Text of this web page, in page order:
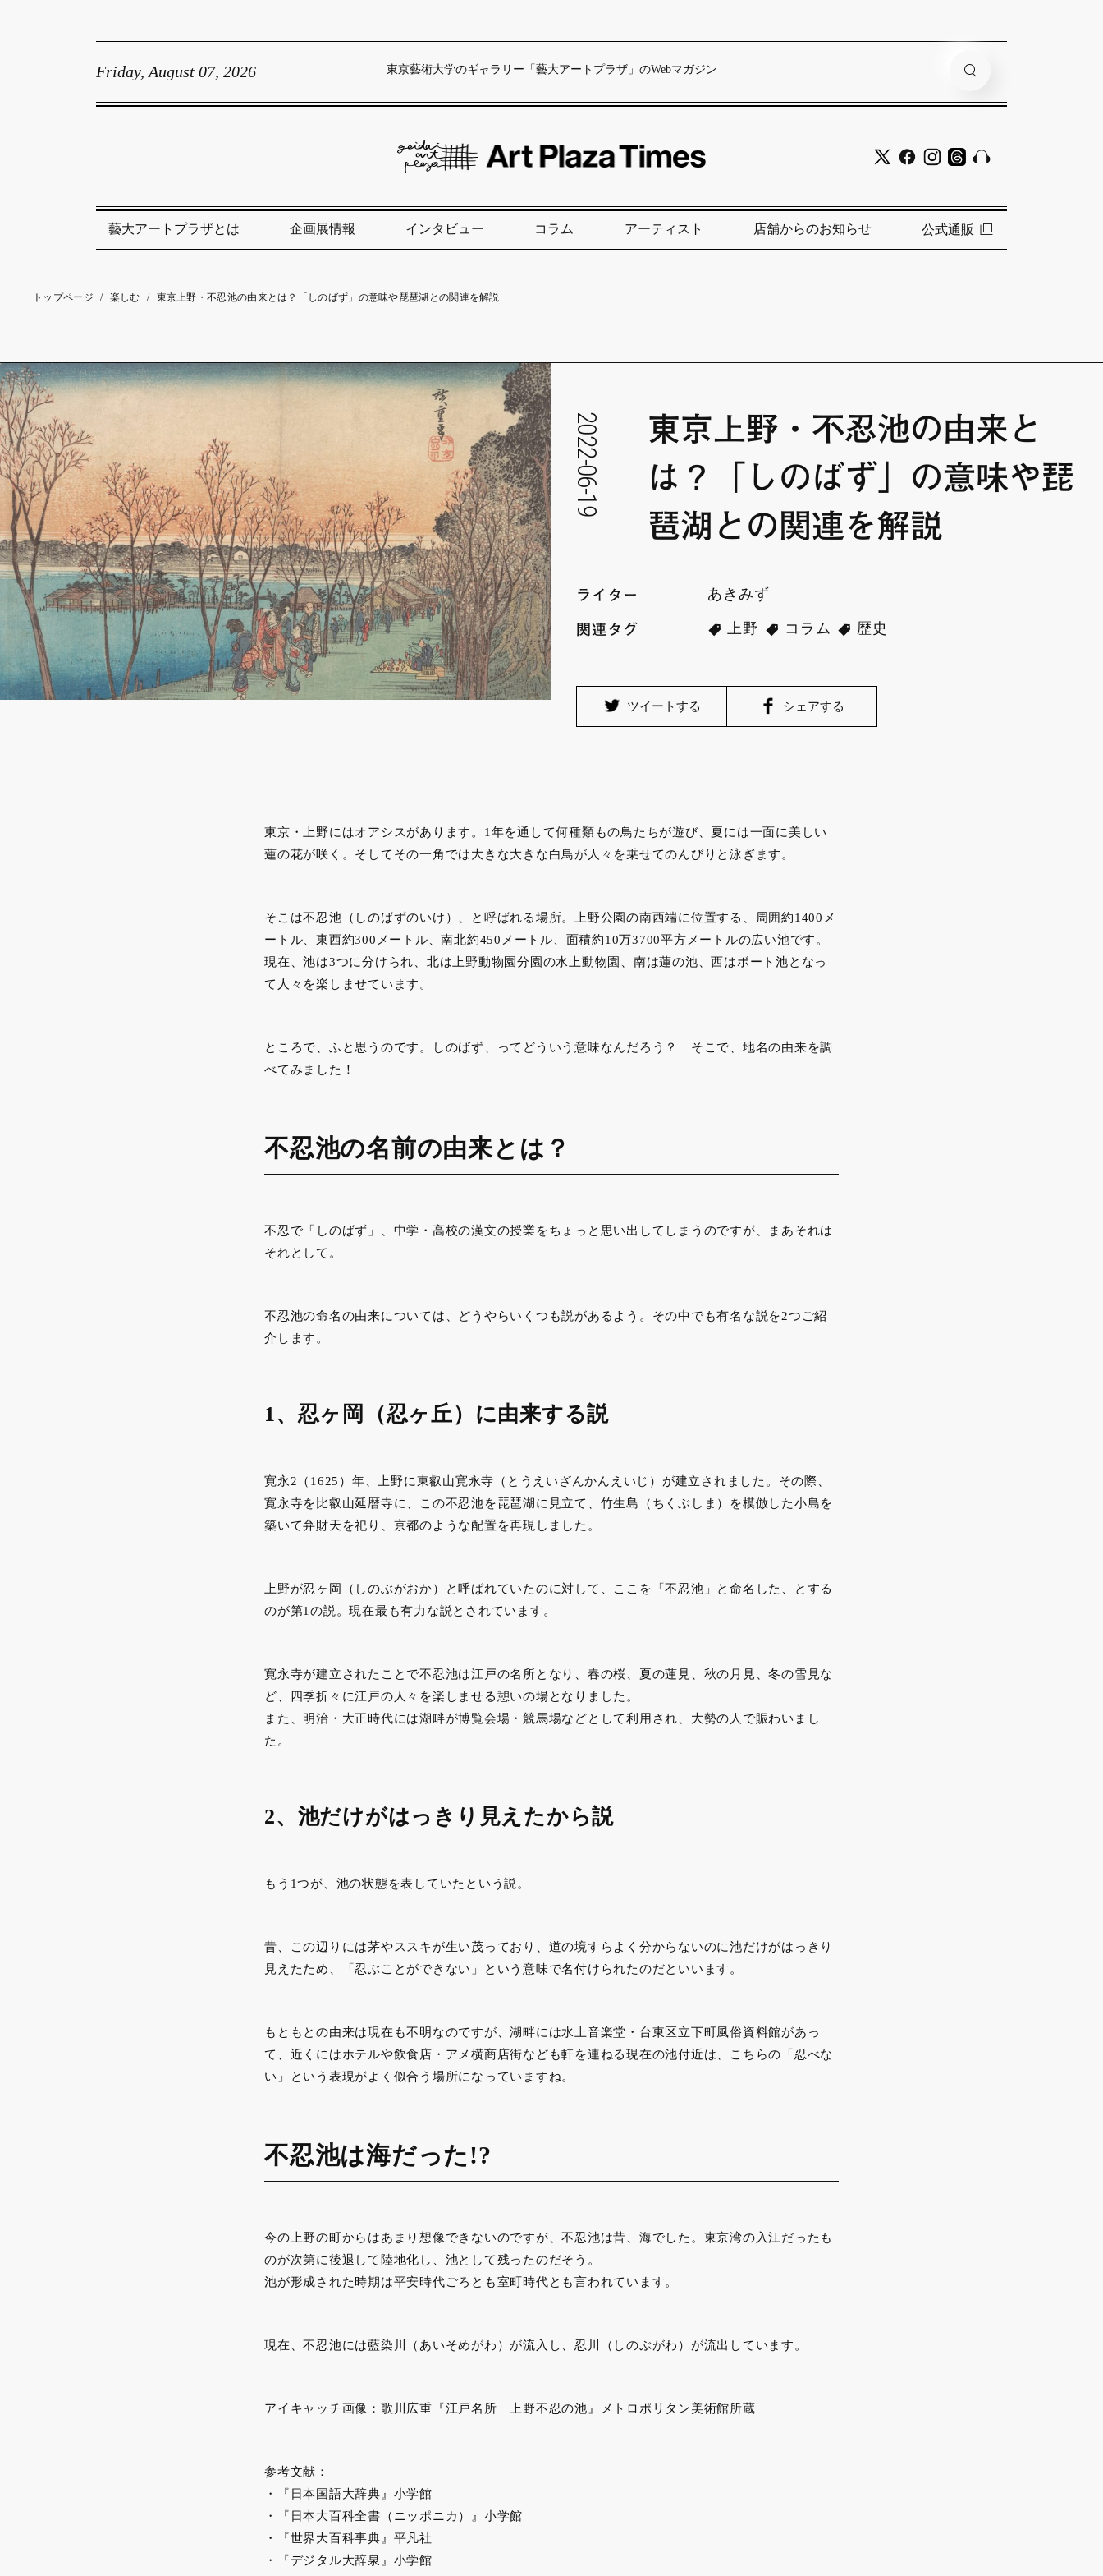
Friday, August 07, 2026 東京藝術大学のギャラリー「藝大アートプラザ」のWebマガジン
藝大アートプラザとは 企画展情報 インタビュー コラム アーティスト 店舗からのお知らせ 公式通販
トップページ / 楽しむ / 東京上野・不忍池の由来とは？「しのばず」の意味や琵琶湖との関連を解説
2022-06-19
東京上野・不忍池の由来と
は？「しのばず」の意味や琵
琶湖との関連を解説
ライター あきみず
関連タグ 上野 コラム 歴史
ツイートする シェアする
東京・上野にはオアシスがあります。1年を通して何種類もの鳥たちが遊び、夏には一面に美しい
蓮の花が咲く。そしてその一角では大きな大きな白鳥が人々を乗せてのんびりと泳ぎます。
そこは不忍池（しのばずのいけ）、と呼ばれる場所。上野公園の南西端に位置する、周囲約1400メ
ートル、東西約300メートル、南北約450メートル、面積約10万3700平方メートルの広い池です。
現在、池は3つに分けられ、北は上野動物園分園の水上動物園、南は蓮の池、西はボート池となっ
て人々を楽しませています。
ところで、ふと思うのです。しのばず、ってどういう意味なんだろう？ そこで、地名の由来を調
べてみました！
不忍池の名前の由来とは？
不忍で「しのばず」、中学・高校の漢文の授業をちょっと思い出してしまうのですが、まあそれは
それとして。
不忍池の命名の由来については、どうやらいくつも説があるよう。その中でも有名な説を2つご紹
介します。
1、忍ヶ岡（忍ヶ丘）に由来する説
寛永2（1625）年、上野に東叡山寛永寺（とうえいざんかんえいじ）が建立されました。その際、
寛永寺を比叡山延暦寺に、この不忍池を琵琶湖に見立て、竹生島（ちくぶしま）を模倣した小島を
築いて弁財天を祀り、京都のような配置を再現しました。
上野が忍ヶ岡（しのぶがおか）と呼ばれていたのに対して、ここを「不忍池」と命名した、とする
のが第1の説。現在最も有力な説とされています。
寛永寺が建立されたことで不忍池は江戸の名所となり、春の桜、夏の蓮見、秋の月見、冬の雪見な
ど、四季折々に江戸の人々を楽しませる憩いの場となりました。
また、明治・大正時代には湖畔が博覧会場・競馬場などとして利用され、大勢の人で賑わいまし
た。
2、池だけがはっきり見えたから説
もう1つが、池の状態を表していたという説。
昔、この辺りには茅やススキが生い茂っており、道の境すらよく分からないのに池だけがはっきり
見えたため、「忍ぶことができない」という意味で名付けられたのだといいます。
もともとの由来は現在も不明なのですが、湖畔には水上音楽堂・台東区立下町風俗資料館があっ
て、近くにはホテルや飲食店・アメ横商店街なども軒を連ねる現在の池付近は、こちらの「忍べな
い」という表現がよく似合う場所になっていますね。
不忍池は海だった!?
今の上野の町からはあまり想像できないのですが、不忍池は昔、海でした。東京湾の入江だったも
のが次第に後退して陸地化し、池として残ったのだそう。
池が形成された時期は平安時代ごろとも室町時代とも言われています。
現在、不忍池には藍染川（あいそめがわ）が流入し、忍川（しのぶがわ）が流出しています。
アイキャッチ画像：歌川広重『江戸名所 上野不忍の池』メトロポリタン美術館所蔵
参考文献：
・『日本国語大辞典』小学館
・『日本大百科全書（ニッポニカ）』小学館
・『世界大百科事典』平凡社
・『デジタル大辞泉』小学館